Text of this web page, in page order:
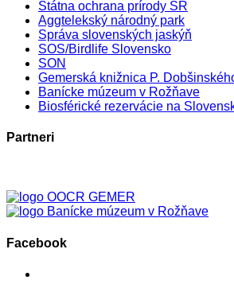
Štátna ochrana prírody SR
Aggtelekský národný park
Správa slovenských jaskýň
SOS/Birdlife Slovensko
SON
Gemerská knižnica P.
Banícke múzeum v Rožňave
Biosférické rezervácie na
Partneri
Facebook